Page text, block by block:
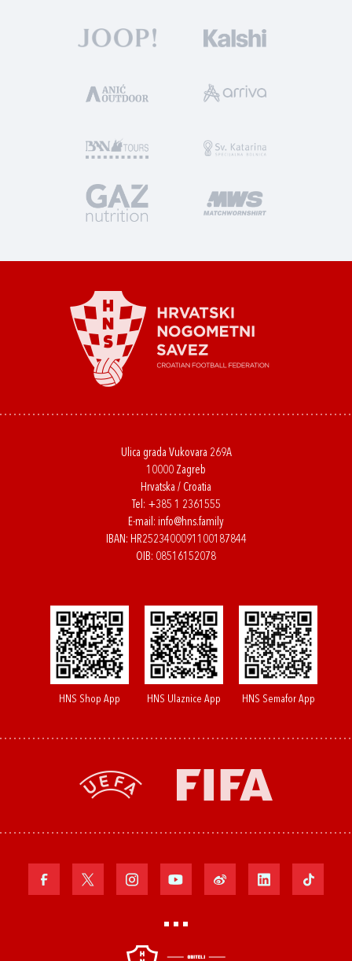
Ulica grada Vukovara 269A
10000 Zagreb
Hrvatska / Croatia
Tel: +385 1 2361555
E-mail: info@hns.family
IBAN: HR2523400091100187844
OIB: 08516152078
HNS Shop App HNS Ulaznice App HNS Semafor App